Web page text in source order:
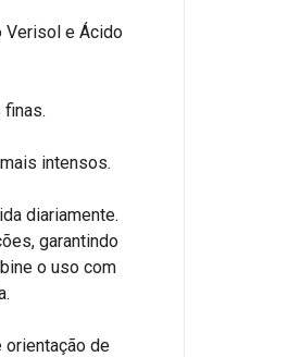
Verisol e Ácido
intensos.
diariamente.
garantindo
o uso com
orientação de